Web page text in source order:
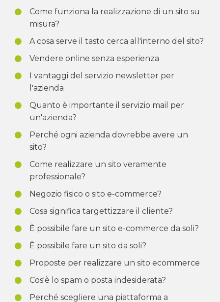
Come funziona la realizzazione di un sito su
misura?
A cosa serve il tasto cerca all'interno del sito?
Vendere online senza esperienza
I vantaggi del servizio newsletter per
l'azienda
Quanto è importante il servizio mail per
un'azienda?
Perché ogni azienda dovrebbe avere un
sito?
Come realizzare un sito veramente
professionale?
Negozio fisico o sito e-commerce?
Cosa significa targettizzare il cliente?
È possibile fare un sito e-commerce da soli?
È possibile fare un sito da soli?
Proposte per realizzare un sito ecommerce
Cos'è lo spam o posta indesiderata?
Perché scegliere una piattaforma a